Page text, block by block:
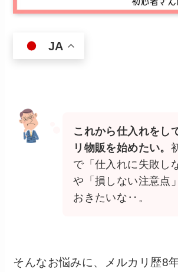
JA
これから仕入れをし
リ物販を始めたい。
で「仕入れに失敗し
や「損しない注意点
おきたいな‥。
そんなお悩みに、メルカリ歴8